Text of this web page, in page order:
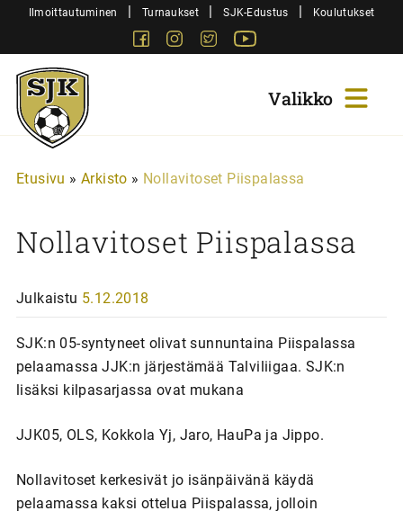
SiirryIlmoittautuminen | Turnaukset | SJK-Edustus | Koulutukset
FacebookInstagram
Twitter
Sjk-
Juniorit
Etusivu » Arkisto » Nollavitoset Piispalassa
Nollavitoset Piispalassa
Julkaistu 5.12.2018
SJK:n 05-syntyneet olivat sunnuntaina Piispalassa
pelaamassa JJK:n järjestämää Talviliigaa. SJK:n
lisäksi kilpasarjassa ovat mukana
JJK05, OLS, Kokkola Yj, Jaro, HauPa ja Jippo.
Nollavitoset kerkesivät jo isänpäivänä käydä
pelaamassa kaksi ottelua Piispalassa, jolloin